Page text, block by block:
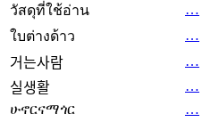
วัสดุที่ใช้อ่าน
…
ใบต่างด้าว
…
거는사람
…
실생활
…
ሁኖርናማጎር
…